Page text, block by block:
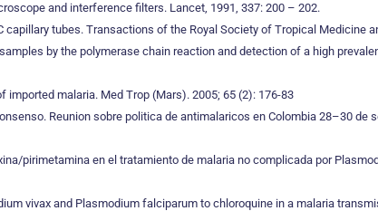
and interference filters. Lancet, 1991, 337: 200 – 202.
tubes. Transactions of the Royal Society of Tropical Medicine
by the polymerase chain reaction and detection of a high
imported malaria. Med Trop (Mars). 2005; 65 (2): 176-83
Reunion sobre politica de antimalaricos en Colombia 28–30
pirimetamina en el tratamiento de malaria no complicada por
vivax and Plasmodium falciparum to chloroquine in a malaria